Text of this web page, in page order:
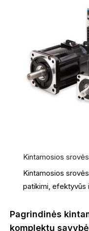
Kintamosios
Kintamosios
patikimi, efektyvūs
Pagrindinės
komplektų